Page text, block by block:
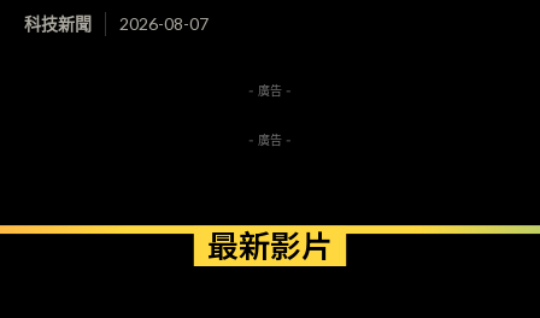
科技新聞 2026-08-07
- 廣告 -
- 廣告 -
最新影片